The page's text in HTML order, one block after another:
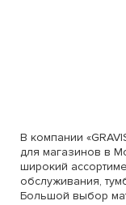
В компании
для магазинов в
широкий
обслуживания,
Большой выбор